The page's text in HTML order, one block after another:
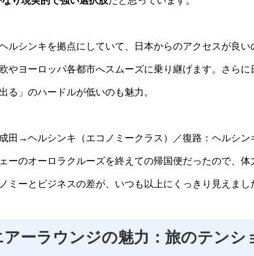
ルシンキを拠点にしていて、日本からのアクセスが良
やヨーロッパ各都市へスムーズに乗り継げます。さら
る」のハードルが低いのも魅力。
田→ヘルシンキ（エコノミークラス）／復路：ヘルシ
ーのオーロラクルーズを終えての帰国便だったので、
ミーとビジネスの差が、いつも以上にくっきり見えまし
ーラウンジの魅力：旅のテンシ